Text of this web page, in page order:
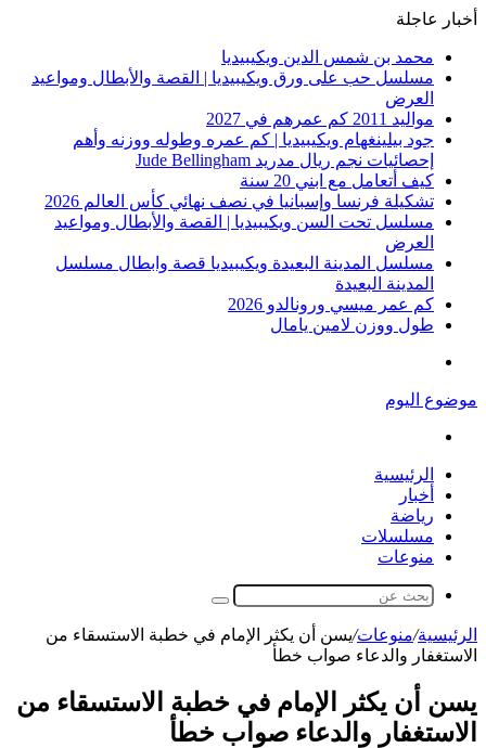
أخبار عاجلة
محمد بن شمس الدين ويكيبيديا
مسلسل حب على ورق ويكيبيديا | القصة والأبطال ومواعيد
العرض
مواليد 2011 كم عمرهم في 2027
جود بيلينغهام ويكيبيديا | كم عمره وطوله ووزنه وأهم
إحصائيات نجم ريال مدريد Jude Bellingham
كيف أتعامل مع ابني 20 سنة
تشكيلة فرنسا وإسبانيا في نصف نهائي كأس العالم 2026
مسلسل تحت السن ويكيبيديا | القصة والأبطال ومواعيد
العرض
مسلسل المدينة البعيدة ويكيبيديا قصة وابطال مسلسل
المدينة البعيدة
كم عمر ميسي ورونالدو 2026
طول ووزن لامين يامال
موضوع اليوم
الرئيسية
أخبار
رياضة
مسلسلات
منوعات
بحث
الرئيسية/منوعات/يسن أن يكثر الإمام في خطبة الاستسقاء من
الاستغفار والدعاء صواب خطأ
يسن أن يكثر الإمام في خطبة الاستسقاء من
الاستغفار والدعاء صواب خطأ